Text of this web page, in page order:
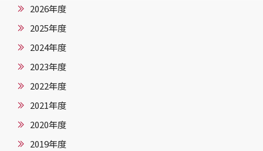
2026年度
2025年度
2024年度
2023年度
2022年度
2021年度
2020年度
2019年度